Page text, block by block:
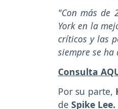
"Con más de
York en la
críticos y las
siempre se
Consulta
Por su parte,
de Spike Lee.